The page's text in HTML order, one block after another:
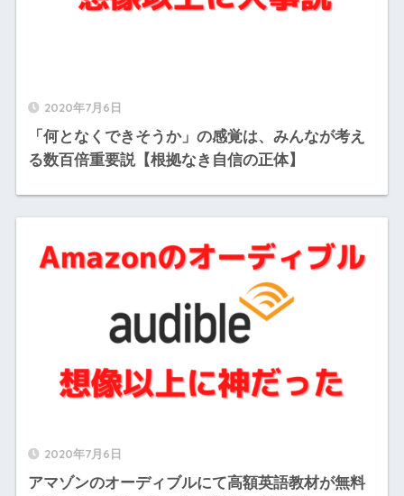
2020年7月6日
「何となくできそうか」の感覚は、みんなが考え
る数百倍重要説【根拠なき自信の正体】
2020年7月6日
アマゾンのオーディブルにて高額英語教材が無料